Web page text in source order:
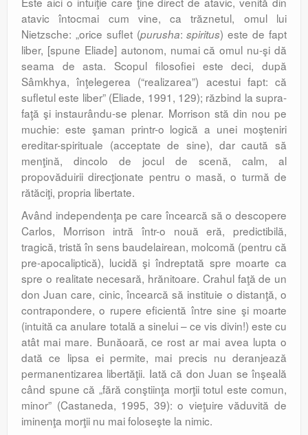
atavic întocmai cum vine, ca trăznetul, omul lui
Nietzsche: „orice suflet (purusha:spiritus) este de fapt
liber, [spune Eliade] autonom, numai că omul nu-şi dă
seama de asta. Scopul filoso­fiei este deci, după
Sâmkhya, înţelegerea (“realiza­rea”) acestui fapt: că
sufletul este liber” (Eliade, 1991, 129); răzbind la supra­
faţă şi instaurându-se plenar. Morrison stă din nou pe
muchie: este şaman printr-o logică a unei moşteniri
ereditar-spirituale (acceptate de sine), dar caută să
menţină, dincolo de jocul de scenă, calm, al
propovăduirii direcţionate pentru o masă, o turmă de
rătăciţi, propria li­ber­tate.
Având independenţa pe care în­cear­că să o descopere
Carlos, Morrison intră într-o nouă eră, predictibilă,
tragică, tristă în sens baudelairean, molcomă (pentru că
pre-apo­ca­liptică), lucidă şi îndreptată spre moarte ca
spre o realitate necesară, hrănitoare. Cra­hul faţă de un
don Juan care, ci­nic, încearcă să instituie o dis­tan­ţă, o
contrapondere, o rupere eficientă între sine şi moarte
(intuită ca anulare totală a sinelui – ce vis divin!) este cu
atât mai mare. Bunăoară, ce rost ar mai avea lupta o
dată ce lipsa ei permite, mai precis nu deranjează
permanentizarea libertăţii. Iată că don Juan se înşeală
când spune că „fără conştiinţa morţii totul este comun,
minor” (Castaneda, 1995, 39): o vieţuire văduvită de
iminenţa morţii nu mai foloseşte la nimic.